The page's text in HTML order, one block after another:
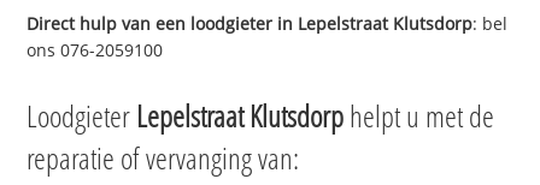
Direct hulp van een loodgieter in Lepelstraat Klutsdorp: bel
ons 076-2059100
Loodgieter Lepelstraat Klutsdorphelpt u met de
reparatie of vervanging van: